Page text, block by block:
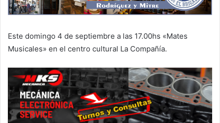
Este domingo 4 de septiembre a las 17.00hs «Mates
Musicales» en el centro cultural La Compañía.